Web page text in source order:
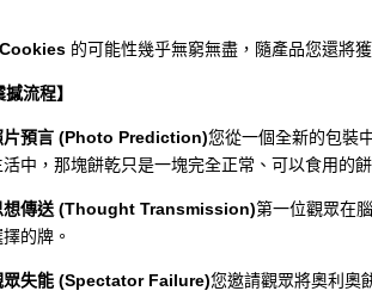
的可能性幾乎無窮無盡，隨產品您還將
撼流程】
片預言 (Photo Prediction)您從一個全新的包裝
活中，那塊餅乾只是一塊完全正常、可以食用的
想傳送 (Thought Transmission)第一位觀眾在
的牌。
眾失能 (Spectator Failure)您邀請觀眾將奧利奧